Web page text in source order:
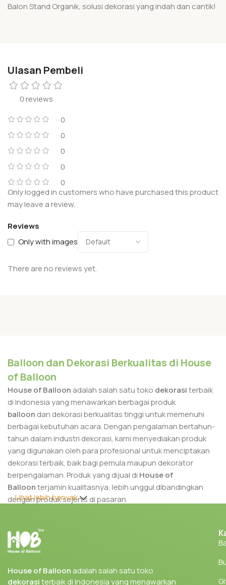
Balon Stand Organik, solusi dekorasi yang indah dan cantik!
Ulasan Pembeli
0 reviews
0
0
0
0
0
Reviews
Only with images
There are no reviews yet.
Only logged in customers who have purchased this product
may leave a review.
Balloon dan Dekorasi Berkualitas di House
of Balloon
House of Balloon adalah salah satu toko dekorasiterbaik
di Indonesia yang menawarkan berbagai produk
balloon dan dekorasi berkualitas tinggi untuk memenuhi
berbagai kebutuhan acara. Dengan pengalaman bertahun-
tahun dalam industri dekorasi, kami menyediakan produk
yang digunakan oleh para profesional untuk menciptakan
dekorasi terbaik, baik bagi pemula maupun dekorator
berpengalaman. Produk yang dijual di House of
Balloonterjamin kualitasnya, lebih unggul dibandingkan
dengan produk sejenis di pasaran.
kebutuhan dekorasi di berbagai acara, seperti pernikahan,
ulang tahun, corporate event, dan festival. Dengan kualitas
produk yang kami sediakan, kamu dapat menciptakan
dekorasi yang menakjubkan dengan hasil yang maksimal.
Tidak hanya menyediakan produk untuk dekorator veteran,
Lihat lebih banyak
House of Balloon adalah salah satu toko
dekorasiterbaik di Indonesia yang menawarkan